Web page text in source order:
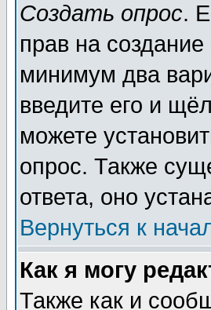
Создать опрос.
прав на
минимум два
введите его и
можете
опрос. Также
ответа, оно
Вернуться к
Как я могу
Также как и